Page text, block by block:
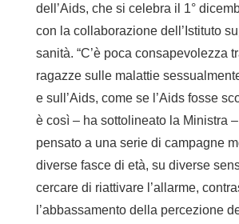
dell’Aids, che si celebra il 1°
con la collaborazione dell’Istituto
sanità. “C’è poca consapevolezza
ragazze sulle malattie
e sull’Aids, come se l’Aids fosse
è così – ha sottolineato la Ministra
pensato a una serie di campagne
diverse fasce di età, su diverse
cercare di riattivare l’allarme,
l’abbassamento della percezione